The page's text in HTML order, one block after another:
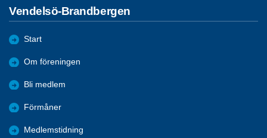
Vendelsö-Brandbergen
Start
Om föreningen
Bli medlem
Förmåner
Medlemstidning